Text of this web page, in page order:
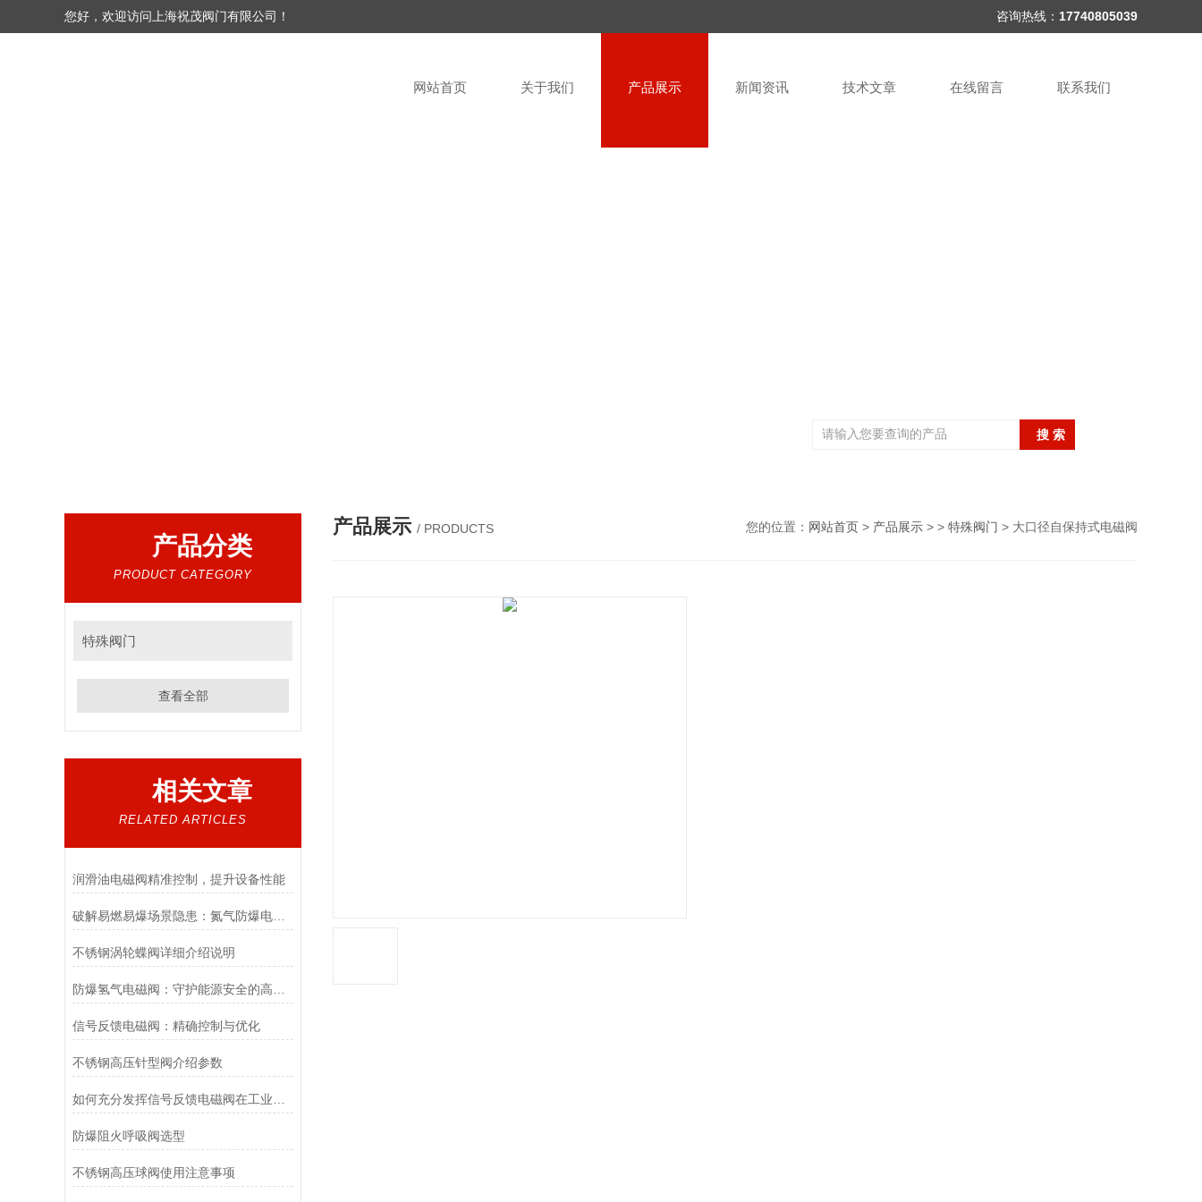
您好，欢迎访问上海祝茂阀门有限公司！ 咨询热线： 17740805039
网站首页 关于我们 产品展示 新闻资讯 技术文章 在线留言 联系我们
产品分类
PRODUCT CATEGORY
特殊阀门
查看全部
相关文章
RELATED ARTICLES
润滑油电磁阀精准控制，提升设备性能
破解易燃易爆场景隐患：氮气防爆电磁阀的安全适配优化方案
不锈钢涡轮蝶阀详细介绍说明
信号反馈电磁阀：精确控制与优化
不锈钢高压针型阀介绍参数
防爆阻火呼吸阀选型
不锈钢高压球阀使用注意事项
产品展示 / PRODUCTS 您的位置： 网站首页 > 产品展示 > > 特殊阀门 > 大口径自保持式电磁阀